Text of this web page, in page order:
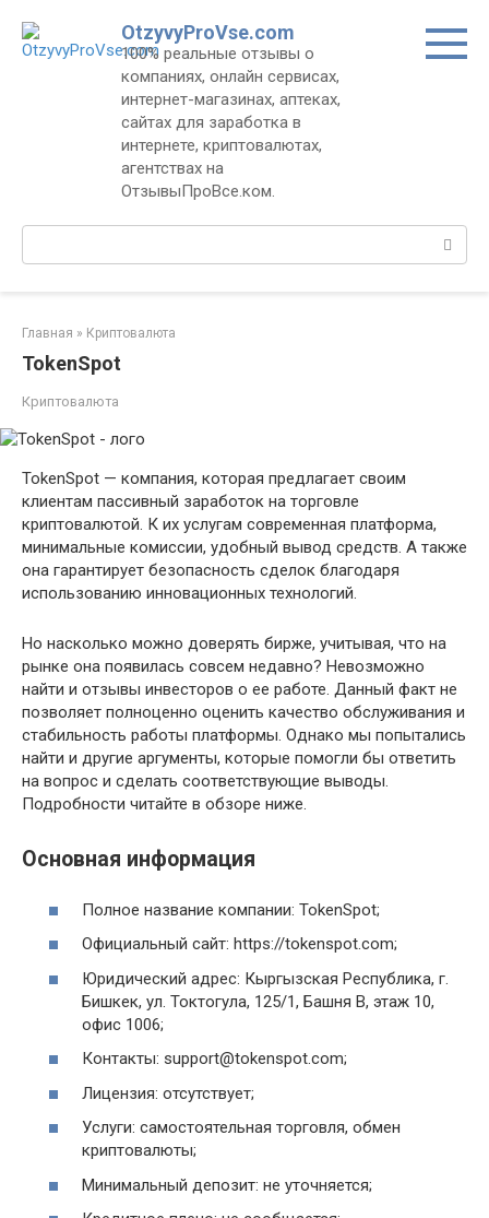
контенту
OtzyvyProVse.com
100% реальные отзывы о
компаниях, онлайн сервисах,
интернет-магазинах, аптеках,
сайтах для заработка в
интернете, криптовалютах,
агентствах на
ОтзывыПроВсе.ком.
Главная » Криптовалюта
TokenSpot
Криптовалюта
TokenSpot — компания, которая предлагает своим
клиентам пассивный заработок на торговле
криптовалютой. К их услугам современная платформа,
минимальные комиссии, удобный вывод средств. А также
она гарантирует безопасность сделок благодаря
использованию инновационных технологий.
Но насколько можно доверять бирже, учитывая, что на
рынке она появилась совсем недавно? Невозможно
найти и отзывы инвесторов о ее работе. Данный факт не
позволяет полноценно оценить качество обслуживания и
стабильность работы платформы. Однако мы попытались
найти и другие аргументы, которые помогли бы ответить
на вопрос и сделать соответствующие выводы.
Подробности читайте в обзоре ниже.
Основная информация
Полное название компании: TokenSpot;
Официальный сайт: https://tokenspot.com;
Юридический адрес: Кыргызская Республика, г.
Бишкек, ул. Токтогула, 125/1, Башня В, этаж 10,
офис 1006;
Контакты: support@tokenspot.com;
Лицензия: отсутствует;
Услуги: самостоятельная торговля, обмен
криптовалюты;
Минимальный депозит: не уточняется;